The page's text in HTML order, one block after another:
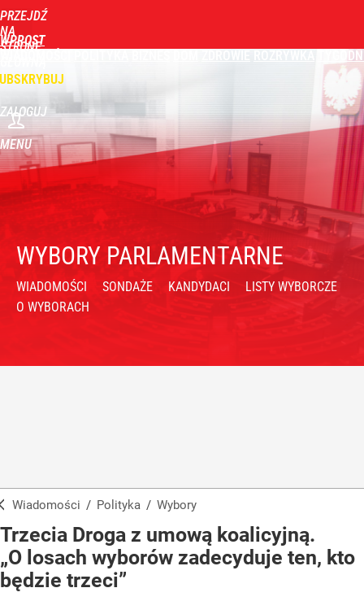
PRZEJDŹ
NA
STRONĘ
WPROST
ZALOGUJ
MENU
WYBORY PARLAMENTARNE
WIADOMOŚCI SONDAŻE KANDYDACI
LISTY WYBORCZE
O WYBORACH
Wiadomości / Polityka / Wybory
Trzecia Droga z umową koalicyjną.
„O losach wyborów zadecyduje ten, kto
będzie trzeci”